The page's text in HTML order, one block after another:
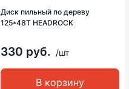
Диск пильный по дереву
125*48Т HEADROCK
330 руб. /шт
В корзину